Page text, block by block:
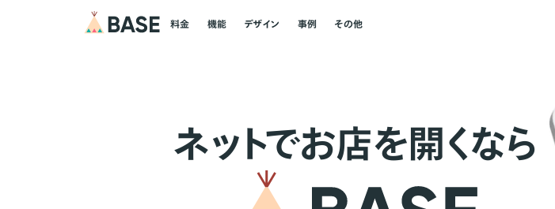
料金 機能 デザイン 事例 その他
ネッ トでお店を開くなら